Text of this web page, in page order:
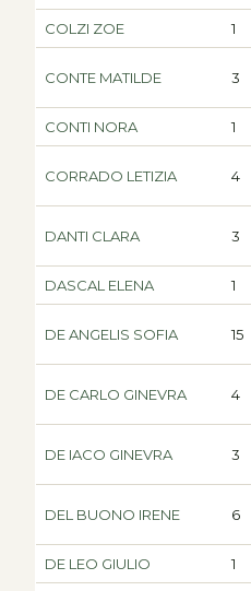
COLZI ZOE 1
CONTE MATILDE 3
CONTI NORA 1
CORRADO LETIZIA 4
DANTI CLARA 3
DASCAL ELENA 1
DE ANGELIS SOFIA 15
DE CARLO GINEVRA 4
DE IACO GINEVRA 3
DEL BUONO IRENE 6
DE LEO GIULIO 1